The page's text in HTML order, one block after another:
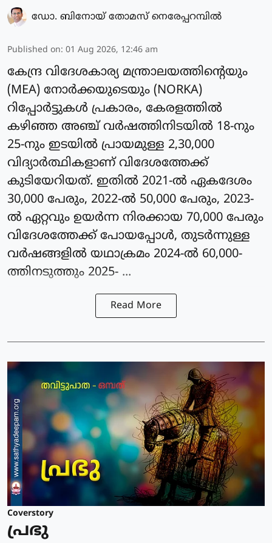
ഡോ. ബിനോയ് തോമസ് നെരേപ്പറമ്പിൽ
Published on: 01 Aug 2026, 12:46 am
കേന്ദ്ര വിദേശകാര്യ മന്ത്രാലയത്തിന്റെയും
(MEA) നോർക്കയുടെയും (NORKA)
റിപ്പോർട്ടുകൾ പ്രകാരം, കേരളത്തിൽ
കഴിഞ്ഞ അഞ്ച് വർഷത്തിനിടയിൽ 18-നും
25-നും ഇടയിൽ പ്രായമുള്ള 2,30,000
വിദ്യാർത്ഥികളാണ് വിദേശത്തേക്ക്
കുടിയേറിയത്. ഇതിൽ 2021-ൽ ഏകദേശം
30,000 പേരും, 2022-ൽ 50,000 പേരും, 2023-
ൽ ഏറ്റവും ഉയർന്ന നിരക്കായ 70,000 പേരും
വിദേശത്തേക്ക് പോയപ്പോൾ, തുടർന്നുള്ള
വർഷങ്ങളിൽ യഥാക്രമം 2024-ൽ 60,000-
ത്തിനടുത്തും 2025- ...
Read More
Coverstory
പ്രഭു